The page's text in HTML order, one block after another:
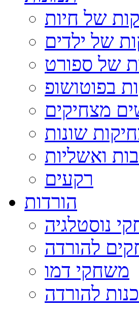
של חיות
של ילדים
של ספורט
בפוטושופ
מצחיקים
שונות
ואשליות
רקעים
הורדות
נוסטלגיה
להורדה
משחקי דמו
להורדה